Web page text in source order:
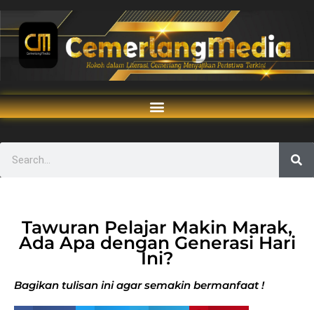
Tawuran Pelajar Makin Marak,
Ada Apa dengan Generasi Hari
Ini?
Bagikan tulisan ini agar semakin bermanfaat !